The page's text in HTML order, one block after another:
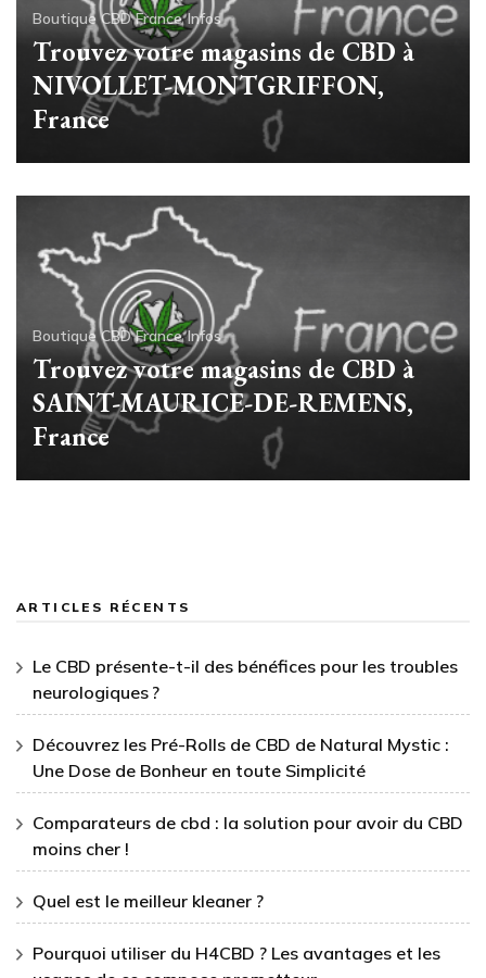
Boutique CBD France Infos
Trouvez votre magasins de CBD à
NIVOLLET-MONTGRIFFON,
France
Boutique CBD France Infos
Trouvez votre magasins de CBD à
SAINT-MAURICE-DE-REMENS,
France
ARTICLES RÉCENTS
Le CBD présente-t-il des bénéfices pour les troubles
neurologiques ?
Découvrez les Pré-Rolls de CBD de Natural Mystic :
Une Dose de Bonheur en toute Simplicité
Comparateurs de cbd : la solution pour avoir du CBD
moins cher !
Quel est le meilleur kleaner ?
Pourquoi utiliser du H4CBD ? Les avantages et les